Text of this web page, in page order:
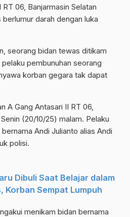
06, Banjarmasin Selatan
darah dengan luka
seorang bidan tewas ditikam
pembunuhan seorang
korban gegara tak dapat
A Gang Antasari II RT 06,
(20/10/25) malam. Pelaku
Andi Julianto alias Andi
polisi.
Dibuli Saat Belajar dalam
Korban Sempat Lumpuh
menikam bidan bernama